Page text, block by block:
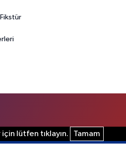
lütfen tıklayın. Tamam